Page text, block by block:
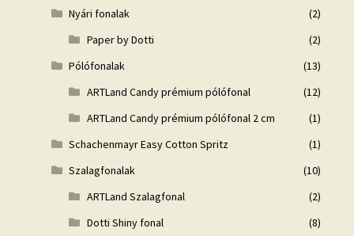
Nyári fonalak
(2)
Paper by Dotti
(2)
Pólófonalak
(13)
ARTLand Candy prémium pólófonal
(12)
ARTLand Candy prémium pólófonal 2 cm
(1)
Schachenmayr Easy Cotton Spritz
(1)
Szalagfonalak
(10)
ARTLand Szalagfonal
(2)
Dotti Shiny fonal
(8)